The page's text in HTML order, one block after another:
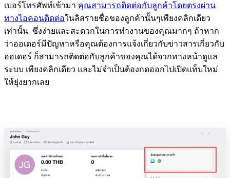
เบอร์โทรศัพท์เข้ามา คุณสามารถติดต่อกับลูกค้าโดยตรงผ่าน
ทางไอคอนติดต่อในลิสรายชื่อของลูกค้านั้นๆเพียงคลิกเดียว
เท่านั้น ซึ่งง่ายและสะดวกในการทำงานของคุณมากๆ ถ้าหาก
ว่าออเดอร์มีปัญหาหรือคุณต้องการแจ้งเกี่ยวกับข่าวสารเกี่ยวกับ
ออเดอร์ ก็สามารถติดต่อกับลูกค้าของคุณได้จากทางหน้าดูแล
ระบบ เพียงคลิกเดียว และไม่จำเป็นต้องกดออกไปเปิดแท็บใหม่
ให้ยุ่งยากเลย